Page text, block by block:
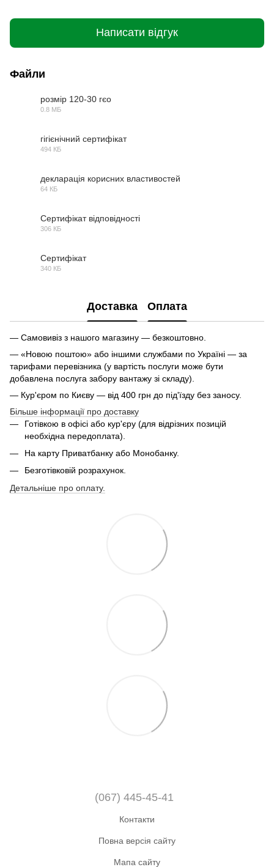
Написати відгук
Файли
розмір 120-30 гєо
0.8 МБ
гігієнічний сертифікат
494 КБ
декларація корисних властивостей
64 КБ
Сертифікат відповідності
306 КБ
Сертифікат
340 КБ
Доставка Оплата
— Самовивіз з нашого магазину — безкоштовно.
— «Новою поштою» або іншими службами по Україні — за
тарифами перевізника (у вартість послуги може бути
добавлена послуга забору вантажу зі складу).
— Кур'єром по Києву — від 400 грн до під'їзду без заносу.
Більше інформації про доставку
Готівкою в офісі або кур'єру (для відрізних позицій
необхідна передоплата).
На карту Приватбанку або Монобанку.
Безготівковій розрахунок.
Детальніше про оплату.
(067) 445-45-41
Контакти
Повна версія сайту
Мапа сайту